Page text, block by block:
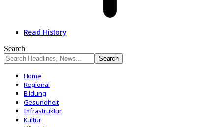
Read History
Search
Home
Regional
Bildung
Gesundheit
Infrastruktur
Kultur